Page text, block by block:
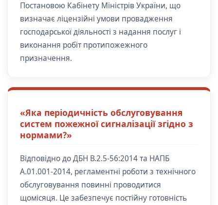
Постановою Кабінету Міністрів України, що
визначає ліцензійні умови провадження
господарської діяльності з надання послуг і
виконання робіт протипожежного
призначення.
«Яка періодичність обслуговування
систем пожежної сигналізації згідно з
нормами?»
Відповідно до ДБН В.2.5-56:2014 та НАПБ
А.01.001-2014, регламентні роботи з технічного
обслуговування повинні проводитися
щомісяця. Це забезпечує постійну готовність